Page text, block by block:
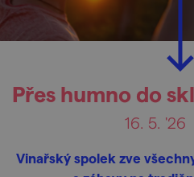
Přes humno do
16. 5. '26
Vinařský spolek zve